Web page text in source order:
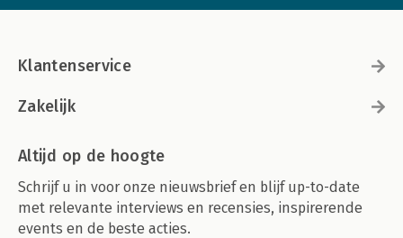
Klantenservice
Zakelijk
Altijd op de hoogte
Schrijf u in voor onze nieuwsbrief en blijf up-to-date
met relevante interviews en recensies, inspirerende
events en de beste acties.